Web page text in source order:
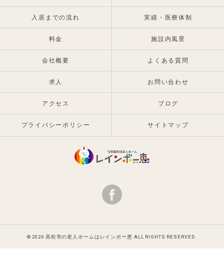
入居までの流れ 実績・医療体制
料金 施設内風景
会社概要 よくある質問
求人 お問い合わせ
アクセス ブログ
プライバシーポリシー サイトマップ
© 2026 高松市の老人ホームはレインボー恵 ALL RIGHTS RESERVED.